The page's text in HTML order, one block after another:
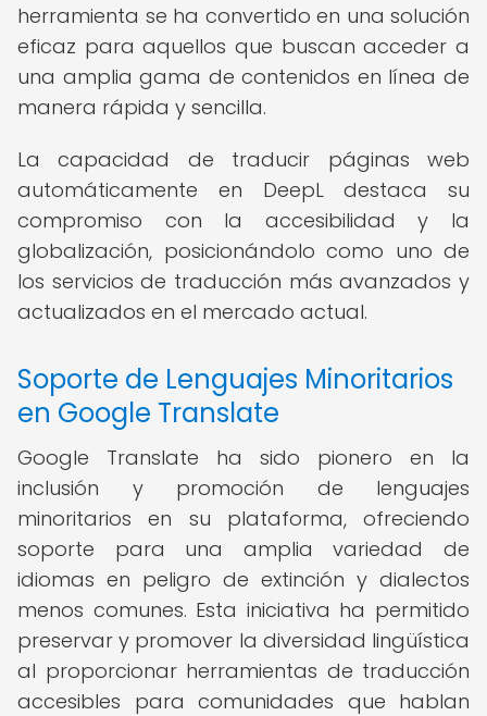
herramienta se ha convertido en una solución
eficaz para aquellos que buscan acceder a
una amplia gama de contenidos en línea de
manera rápida y sencilla.
La capacidad de traducir páginas web
automáticamente en DeepL destaca su
compromiso con la accesibilidad y la
globalización, posicionándolo como uno de
los servicios de traducción más avanzados y
actualizados en el mercado actual.
Soporte de Lenguajes Minoritarios
en Google Translate
Google Translate ha sido pionero en la
inclusión y promoción de lenguajes
minoritarios en su plataforma, ofreciendo
soporte para una amplia variedad de
idiomas en peligro de extinción y dialectos
menos comunes. Esta iniciativa ha permitido
preservar y promover la diversidad lingüística
al proporcionar herramientas de traducción
accesibles para comunidades que hablan